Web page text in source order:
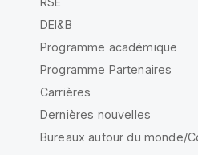
DEI&B
Programme académique
Programme Partenaires
Carrières
Dernières nouvelles
Bureaux autour du monde/